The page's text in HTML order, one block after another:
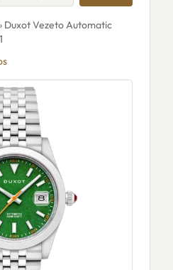
Duxot Vezeto Automatic